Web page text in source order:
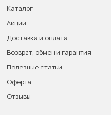
Каталог
Акции
Доставка и оплата
Возврат, обмен и гарантия
Полезные статьи
Оферта
Отзывы